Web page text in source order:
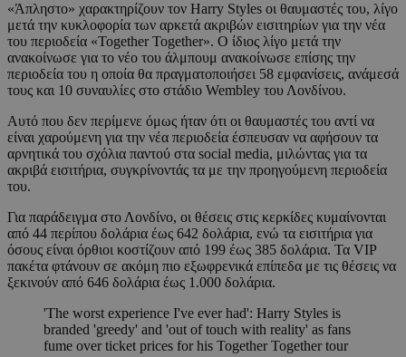
«Άπληστο» χαρακτηρίζουν τον Harry Styles οι θαυμαστές του, λίγο
μετά την κυκλοφορία των αρκετά ακριβών εισιτηρίων για την νέα
του περιοδεία «Together Together». Ο ίδιος λίγο μετά την
ανακοίνωσε για το νέο του άλμπουμ ανακοίνωσε επίσης την
περιοδεία του η οποία θα πραγματοποιήσει 58 εμφανίσεις, ανάμεσά
τους και 10 συναυλίες στο στάδιο Wembley του Λονδίνου.
Αυτό που δεν περίμενε όμως ήταν ότι οι θαυμαστές του αντί να
είναι χαρούμενη για την νέα περιοδεία έσπευσαν να αφήσουν τα
αρνητικά του σχόλια παντού στα social media, μιλώντας για τα
ακριβά εισιτήρια, συγκρίνοντάς τα με την προηγούμενη περιοδεία
του.
Για παράδειγμα στο Λονδίνο, οι θέσεις στις κερκίδες κυμαίνονται
από 44 περίπου δολάρια έως 642 δολάρια, ενώ τα εισιτήρια για
όσους είναι όρθιοι κοστίζουν από 199 έως 385 δολάρια. Τα VIP
πακέτα φτάνουν σε ακόμη πιο εξωφρενικά επίπεδα με τις θέσεις να
ξεκινούν από 646 δολάρια έως 1.000 δολάρια.
'The worst experience I've ever had': Harry Styles is
branded 'greedy' and 'out of touch with reality' as fans
fume over ticket prices for his Together Together tour